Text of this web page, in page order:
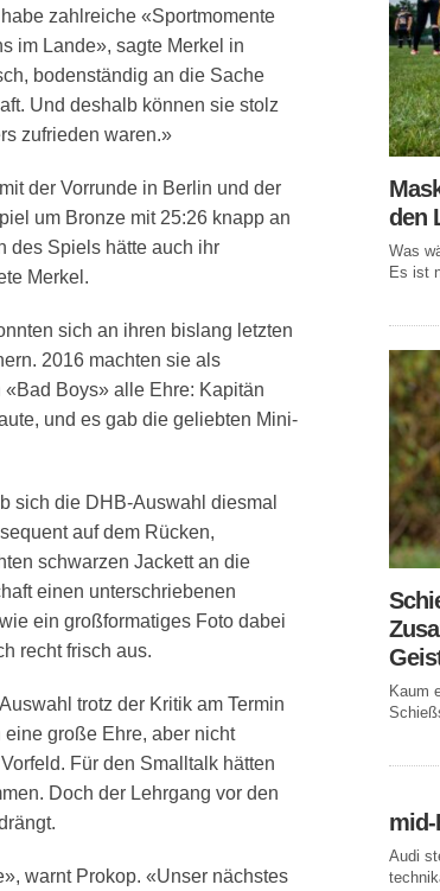
zahlreiche «Sportmomente
im Lande», sagte Merkel in
bodenständig an die Sache
Und deshalb können sie stolz
zufrieden waren.»
der Vorrunde in Berlin und der
um Bronze mit 25:26 knapp an
des Spiels hätte auch ihr
Merkel.
sich an ihren bislang letzten
2016 machten sie als
Boys» alle Ehre: Kapitän
und es gab die geliebten Mini-
sich die DHB-Auswahl diesmal
auf dem Rücken,
schwarzen Jackett an die
einen unterschriebenen
ein großformatiges Foto dabei
recht frisch aus.
trotz der Kritik am Termin
große Ehre, aber nicht
Für den Smalltalk hätten
Doch der Lehrgang vor den
warnt Prokop. «Unser nächstes
den
Was
Es ist
Kaum
mid-
Audi